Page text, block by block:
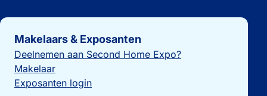
Belangrijke links
Makelaars & Exposanten
Deelnemen aan Second Home Expo?
Makelaar
Exposanten login